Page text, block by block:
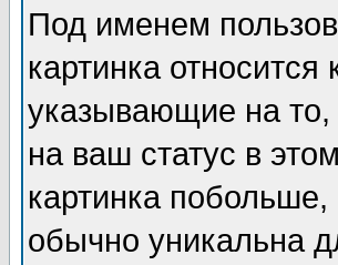
Под именем
картинка
указывающие на
на ваш статус в
картинка побольше,
обычно уникальна